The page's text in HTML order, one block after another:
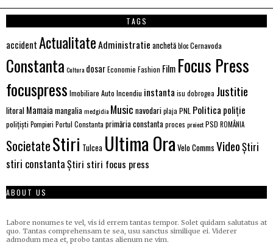
TAGS
accidentActualitateAdministratie anchetăblocCernavoda
Constanta Cultura dosarEconomie Fashion Film Focus Press
focuspress Imobiliare Auto Incendiu instanta isu dobrogea Justitie
litoral Mamaia mangaliamedgidia Music navodariplaja PNL Politica poliție
polițiști Pompieri Portul Constanta primăria constantaproces proiectPSD ROMÂNIA
SocietateStiri Tulcea Ultima Ora Velo Comms VideoȘtiri
stiri constantaȘtiri stiri focus press
ABOUT US
Labore nonumes te vel, vis id errem tantas tempor. Solet quidam salutatus at
quo. Tantas comprehensam te sea, usu sanctus similique ei. Viderer
admodum mea et, probo tantas alienum ne vim.